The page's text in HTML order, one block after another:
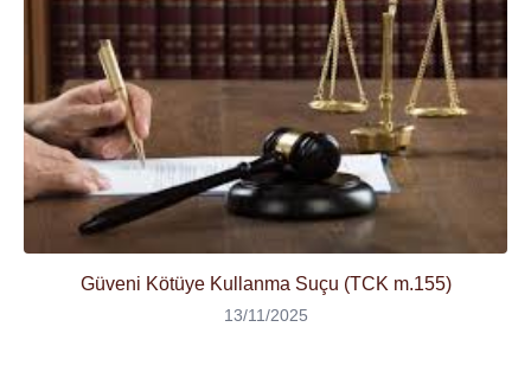
Güveni Kötüye Kullanma Suçu (TCK m.155)
13/11/2025